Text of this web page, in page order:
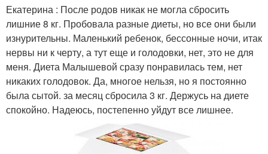
Екатерина : После родов никак не могла сбросить
лишние 8 кг. Пробовала разные диеты, но все они были
изнурительны. Маленький ребенок, бессонные ночи, итак
нервы ни к черту, а тут еще и голодовки, нет, это не для
меня. Диета Малышевой сразу понравилась тем, нет
никаких голодовок. Да, многое нельзя, но я постоянно
была сытой. за месяц сбросила 3 кг. Держусь на диете
спокойно. Надеюсь, постепенно уйдут все лишнее.